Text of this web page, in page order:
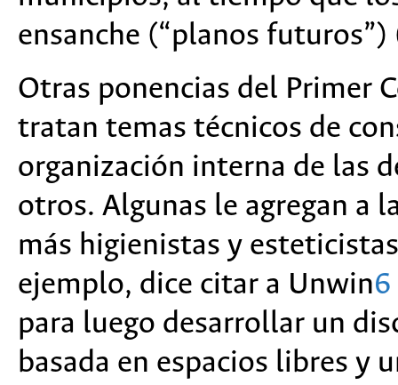
ensanche (“planos
Otras ponencias del Primer
tratan temas técnicos de
organización interna de las
otros. Algunas le agregan a
más higienistas y
ejemplo, dice citar a Unwin6
para luego desarrollar un
basada en espacios libres y